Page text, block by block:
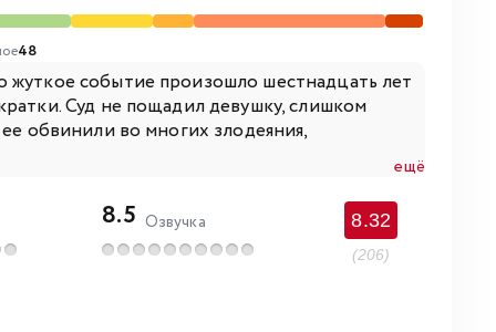
48
событие произошло шестнадцать лет
Суд не пощадил девушку, слишком
обвинили во многих злодеяния,
ещё
8.5 Озвучка 8.32
(206)